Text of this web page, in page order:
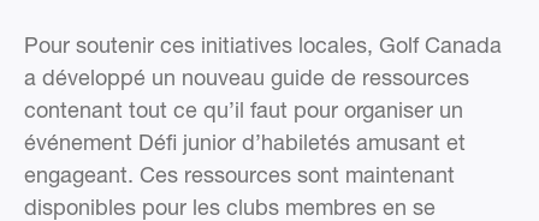
Pour soutenir ces initiatives locales, Golf Canada
a développé un nouveau guide de ressources
contenant tout ce qu’il faut pour organiser un
événement Défi junior d’habiletés amusant et
engageant. Ces ressources sont maintenant
disponibles pour les clubs membres en se